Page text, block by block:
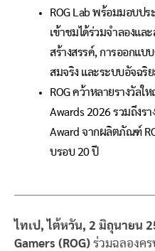
ROG Lab พร้อมมอบป
เข้าชมได้ร่วมจำลองแล
สร้างสรรค์, การออกแบ
สมจริง และระบบอัจฉริ
ROG คว้าหลายรางวัลใ
Awards 2026 รวมถึงร
Award จากผลิตภัณฑ์
บรอบ 20 ปี
ไทเป, ไต้หวัน, 2 มิถุนายน
Gamers (ROG) ร่วมฉลองค